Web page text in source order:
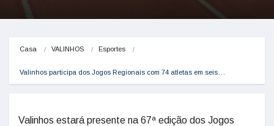
Casa VALINHOS Esportes
Valinhos participa dos Jogos Regionais com 74 atletas em seis…
Valinhos estará presente na 67ª edição dos Jogos